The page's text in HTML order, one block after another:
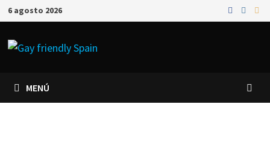
6 agosto 2026
MENÚ